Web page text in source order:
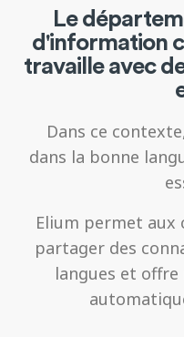
Le
d'information
travaille avec
Dans ce
dans la bonne
Elium permet aux
partager des
langues et